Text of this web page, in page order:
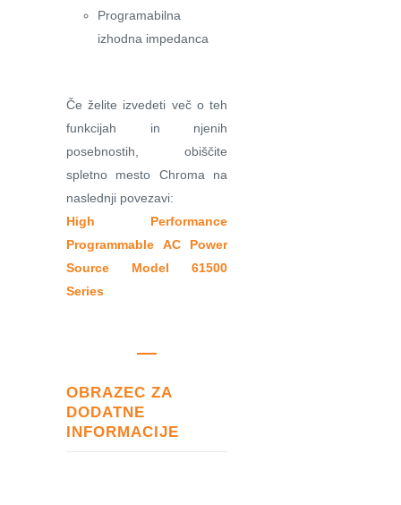
Programabilna
izhodna impedanca
Če želite izvedeti več o teh
funkcijah in njenih
posebnostih, obiščite
spletno mesto Chroma na
naslednji povezavi:
High Performance
Programmable AC Power
Source Model 61500
Series
OBRAZEC ZA
DODATNE
INFORMACIJE